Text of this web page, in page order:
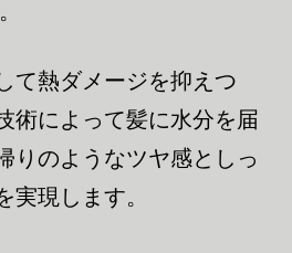
て熱ダメージを抑えつ
術によって髪に水分を届
りのようなツヤ感としっ
実現します。